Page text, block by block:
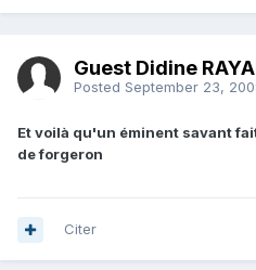
Guest Didine
Posted September 23,
Et voilà qu'un éminent savant
de forgeron
Citer